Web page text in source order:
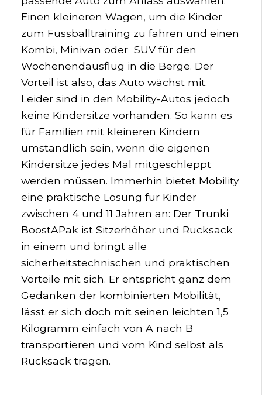
Einen kleineren Wagen, um die Kinder
zum Fussballtraining zu fahren und einen
Kombi, Minivan oder SUV für den
Wochenendausflug in die Berge. Der
Vorteil ist also, das Auto wächst mit.
Leider sind in den Mobility-Autos jedoch
keine Kindersitze vorhanden. So kann es
für Familien mit kleineren Kindern
umständlich sein, wenn die eigenen
Kindersitze jedes Mal mitgeschleppt
werden müssen. Immerhin bietet Mobility
eine praktische Lösung für Kinder
zwischen 4 und 11 Jahren an: Der Trunki
BoostAPak ist Sitzerhöher und Rucksack
in einem und bringt alle
sicherheitstechnischen und praktischen
Vorteile mit sich. Er entspricht ganz dem
Gedanken der kombinierten Mobilität,
lässt er sich doch mit seinen leichten 1,5
Kilogramm einfach von A nach B
transportieren und vom Kind selbst als
Rucksack tragen.